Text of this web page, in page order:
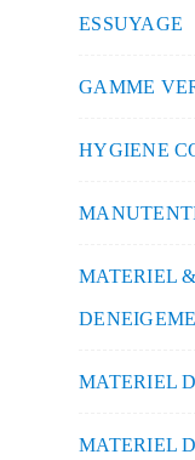
ESSUYAGE
GAMME
HYGIENE
MATERIEL
MATERIEL
MATERIEL